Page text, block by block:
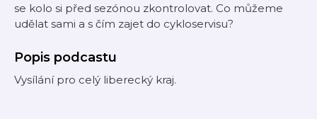
se kolo si před sezónou zkontrolovat. Co můžeme
udělat sami a s čím zajet do cykloservisu?
Popis podcastu
Vysílání pro celý liberecký kraj.